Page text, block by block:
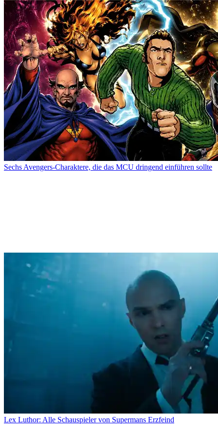
Sechs Avengers-Charaktere, die das MCU dringend einführen sollte
Lex Luthor: Alle Schauspieler von Supermans Erzfeind